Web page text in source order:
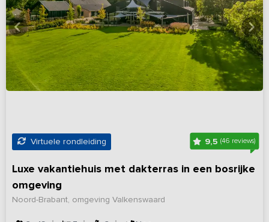
Virtuele rondleiding 9,5 (46 reviews)
Luxe vakantiehuis met dakterras in een bosrijke
omgeving
Noord-Brabant, omgeving Valkenswaard